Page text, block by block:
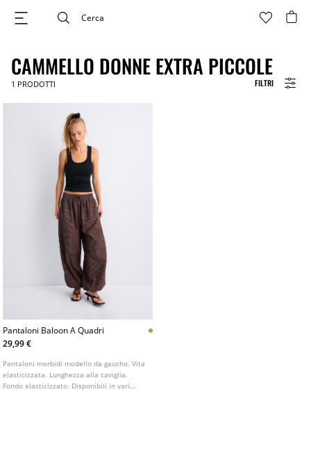
FILTRI
CAMMELLO DONNE EXTRA PICCOLE
1 PRODOTTI
Pantaloni Baloon A Quadri
29,99 €
Pantaloni morbidi modello da gaucho. Vita
elasticizzata. Lunghezza alla caviglia.
Fondo elasticizzato. Disponibili in vari